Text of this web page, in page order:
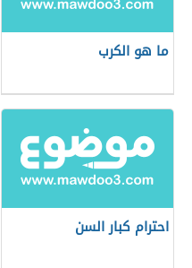
ما هو الكرب
احترام كبار السن